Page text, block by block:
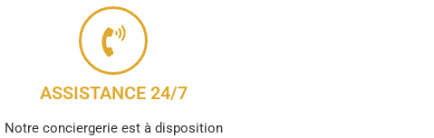
ASSISTANCE 24/7
Notre conciergerie est à disposition